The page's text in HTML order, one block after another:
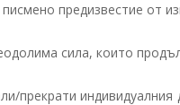
предизвестие от
сила, които
прекрати